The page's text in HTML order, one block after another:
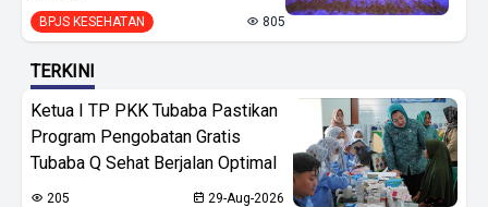
BPJS KESEHATAN 805
TERKINI
Ketua I TP PKK Tubaba Pastikan
Program Pengobatan Gratis
Tubaba Q Sehat Berjalan Optimal
205 29-Aug-2026